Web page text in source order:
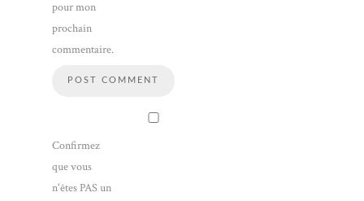
pour mon
prochain
commentaire.
Confirmez
que vous
n'êtes PAS un